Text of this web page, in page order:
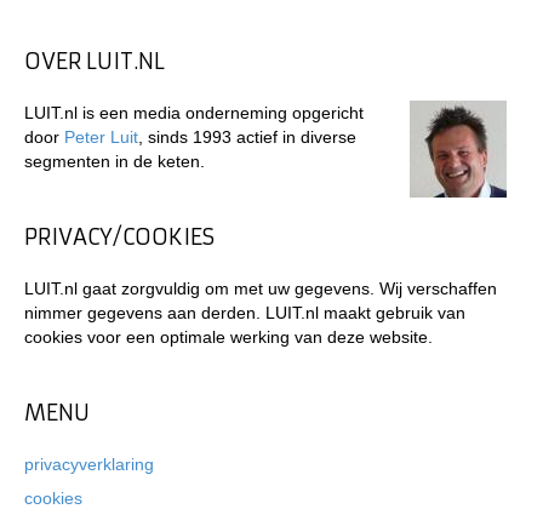
OVER LUIT.NL
LUIT.nl is een media onderneming opgericht
door Peter Luit , sinds 1993 actief in diverse
segmenten in de keten.
PRIVACY/COOKIES
LUIT.nl gaat zorgvuldig om met uw gegevens. Wij verschaffen
nimmer gegevens aan derden. LUIT.nl maakt gebruik van
cookies voor een optimale werking van deze website.
MENU
privacyverklaring
cookies